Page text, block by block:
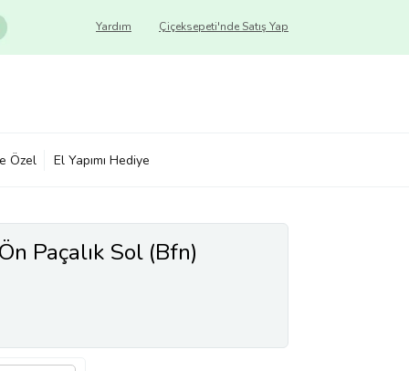
Çiçeksepeti'nde Satış Yap
Yardım
Özel El Yapımı Hediye
Paçalık Sol (Bfn)